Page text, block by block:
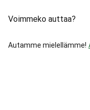
Voimmeko auttaa?
Autamme mielellämme!